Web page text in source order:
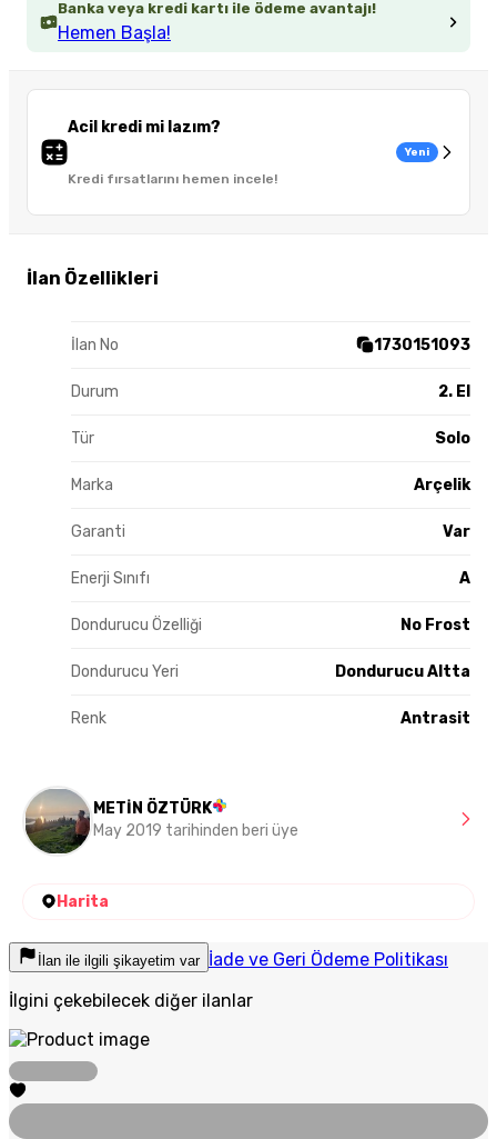
Banka veya kredi kartı ile ödeme avantajı!
Hemen Başla!
Acil kredi mi lazım?
Kredi fırsatlarını hemen incele!
Yeni
İlan Özellikleri
İlan No 1730151093
Durum 2. El
Tür Solo
Marka Arçelik
Garanti Var
Enerji Sınıfı A
Dondurucu Özelliği No Frost
Dondurucu Yeri Dondurucu Altta
Renk Antrasit
METİN ÖZTÜRK
May 2019 tarihinden beri üye
Harita
İlan ile ilgili şikayetim var İade ve Geri Ödeme Politikası
İlgini çekebilecek diğer ilanlar